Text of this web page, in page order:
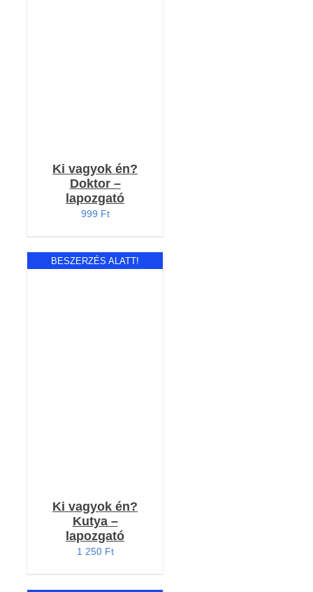
Ki vagyok én?
Doktor –
lapozgató
999 Ft
BESZERZÉS ALATT!
Ki vagyok én?
Kutya –
lapozgató
1 250 Ft